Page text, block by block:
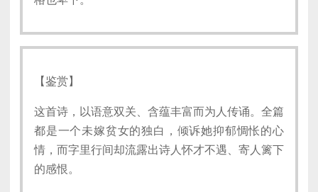
【鉴赏】
这首诗，以语意双关、含蕴丰富而为人传诵。全篇
都是一个未嫁贫女的独白，倾诉她抑郁惆怅的心
情，而字里行间却流露出诗人怀才不遇、寄人篱下
的感恨。